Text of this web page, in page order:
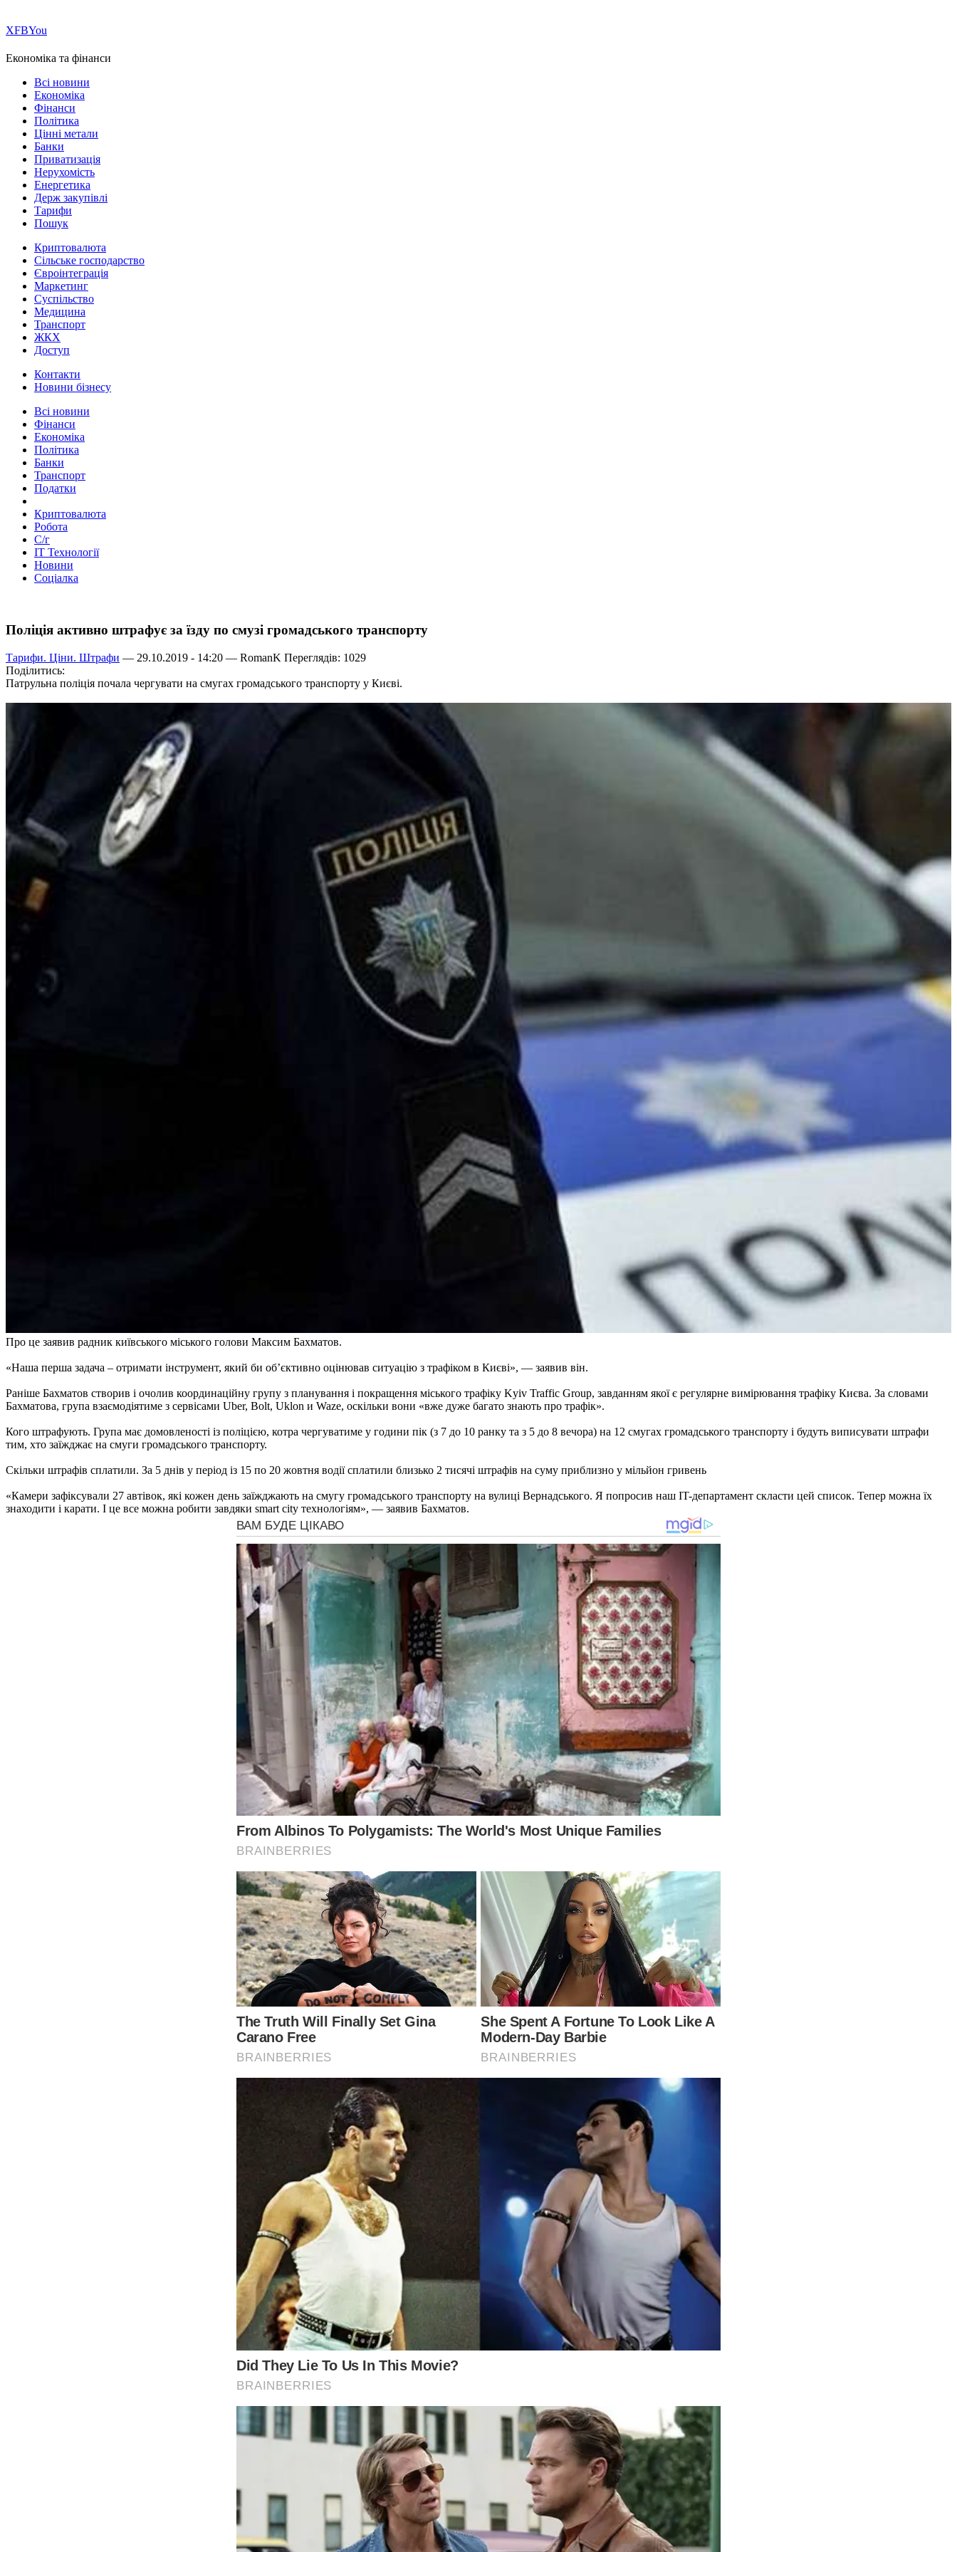
ХFBYou
Економіка та фінанси
Всі новини
Економіка
Фінанси
Політика
Цінні метали
Банки
Приватизація
Нерухомість
Енергетика
Держ закупівлі
Тарифи
Пошук
Криптовалюта
Сільське господарство
Євроінтеграція
Маркетинг
Суспільство
Медицина
Транспорт
ЖКХ
Доступ
Контакти
Новини бізнесу
Всі новини
Фінанси
Економіка
Політика
Банки
Транспорт
Податки
Криптовалюта
Робота
С/г
ІТ Технології
Новини
Соціалка
Поліція активно штрафує за їзду по смузі громадського транспорту
Тарифи. Ціни. Штрафи — 29.10.2019 - 14:20 — RomanK Переглядів: 1029
Поділитись:
Патрульна поліція почала чергувати на смугах громадського транспорту у Києві.
Про це заявив радник київського міського голови Максим Бахматов.
«Наша перша задача – отримати інструмент, який би об’єктивно оцінював ситуацію з трафіком в Києві», — заявив він.
Раніше Бахматов створив і очолив координаційну групу з планування і покращення міського трафіку Kyiv Traffic Group, завданням якої є регулярне вимірювання трафіку Києва. За словами
Бахматова, група взаємодіятиме з сервісами Uber, Bolt, Uklon и Waze, оскільки вони «вже дуже багато знають про трафік».
Кого штрафують. Група має домовленості із поліцією, котра чергуватиме у години пік (з 7 до 10 ранку та з 5 до 8 вечора) на 12 смугах громадського транспорту і будуть виписувати штрафи
тим, хто заїжджає на смуги громадського транспорту.
Скільки штрафів сплатили. За 5 днів у період із 15 по 20 жовтня водії сплатили близько 2 тисячі штрафів на суму приблизно у мільйон гривень
«Камери зафіксували 27 автівок, які кожен день заїжджають на смугу громадського транспорту на вулиці Вернадського. Я попросив наш IT-департамент скласти цей список. Тепер можна їх
знаходити і карати. І це все можна робити завдяки smart city технологіям», — заявив Бахматов.